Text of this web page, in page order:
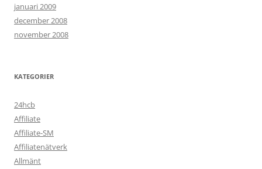
januari 2009
december 2008
november 2008
KATEGORIER
24hcb
Affiliate
Affiliate-SM
Affiliatenätverk
Allmänt